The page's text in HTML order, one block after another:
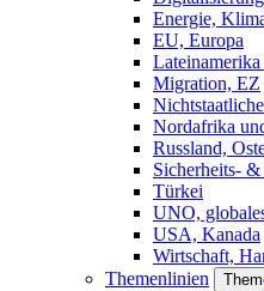
Energie,
EU, Europa
Migration, EZ
Nordafrika
Russland,
Sicherheits-
Türkei
UNO,
USA, Kanada
Wirtschaft,
Themenlinien